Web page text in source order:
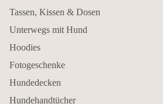
Tassen, Kissen & Dosen
Unterwegs mit Hund
Hoodies
Fotogeschenke
Hundedecken
Hundehandtücher